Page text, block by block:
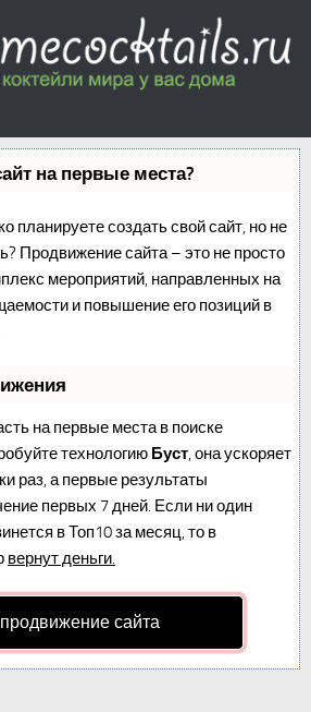
на первые места?
планируете создать свой сайт, но не
Продвижение сайта – это не просто
мероприятий, направленных на
и повышение его позиций в
на первые места в поиске
технологию Буст, она ускоряет
раз, а первые результаты
первых 7 дней. Если ни один
в Топ10 за месяц, то в
вернут деньги.
сайта